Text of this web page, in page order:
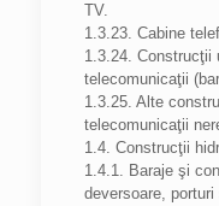
TV.
1.3.23. Cabine
1.3.24. Construcţii
telecomunicaţii
1.3.25. Alte
telecomunicaţii
1.4. Construcţii
1.4.1. Baraje şi
deversoare,